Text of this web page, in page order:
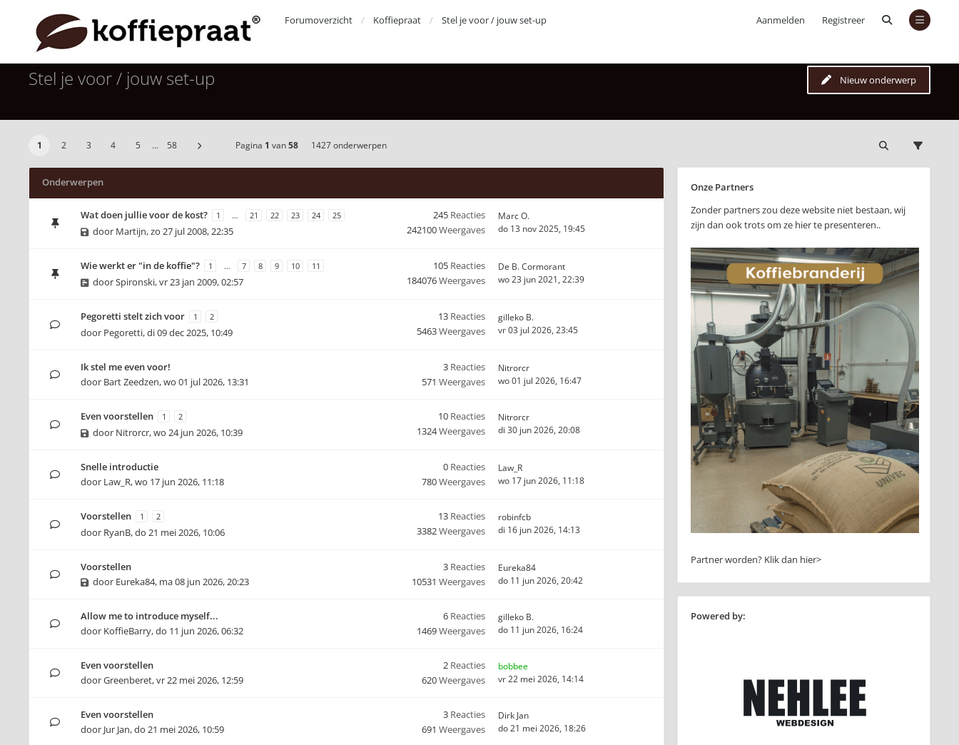
Aanmelden Registreer
Forumoverzicht Koffiepraat Stel je voor / jouw set-up
Stel je voor / jouw set-up Nieuw onderwerp
1 2 3 4 5 … 58 Pagina 1 van58 1427 onderwerpen
Onderwerpen
Wat doen jullie voor de kost? 1 … 21 22 23 24 25
door Martijn,zo 27 jul 2008, 22:35
245 Reacties
242100Weergaves
Marc O.
do 13 nov 2025, 19:45
Wie werkt er "in de koffie"? 1 … 7 8 9 10 11
doorSpironski,vr 23 jan 2009, 02:57
105 Reacties
184076Weergaves
De B. Cormorant
wo 23 jun 2021, 22:39
Pegoretti stelt zich voor 1 2
door Pegoretti,di 09 dec 2025, 10:49
13 Reacties
5463Weergaves
gilleko B.
vr 03 jul 2026, 23:45
Ik stel me even voor!
door Bart Zeedzen,wo 01 jul 2026, 13:31
3 Reacties
571 Weergaves
Nitrorcr
wo 01 jul 2026, 16:47
Even voorstellen 1 2
door Nitrorcr,wo 24 jun 2026, 10:39
10 Reacties
1324Weergaves
Nitrorcr
di 30 jun 2026, 20:08
Snelle introductie
door Law_R,wo 17 jun 2026, 11:18
0 Reacties
780Weergaves
Law_R
wo 17 jun 2026, 11:18
Voorstellen 1 2
door RyanB,do 21 mei 2026, 10:06
13 Reacties
3382Weergaves
robinfcb
di 16 jun 2026, 14:13
Voorstellen
door Eureka84, ma 08 jun 2026, 20:23
3 Reacties
10531 Weergaves
Eureka84
do 11 jun 2026, 20:42
Allow me to introduce myself...
door KoffieBarry,do 11 jun 2026, 06:32
6 Reacties
1469Weergaves
gilleko B.
do 11 jun 2026, 16:24
Even voorstellen
doorGreenberet,vr 22 mei 2026, 12:59
2 Reacties
620Weergaves
bobbee
vr 22 mei 2026, 14:14
Even voorstellen
door Jur Jan,do 21 mei 2026, 10:59
3 Reacties
691 Weergaves
Dirk Jan
do 21 mei 2026, 18:26
Onze Partners
Zonder partners zou deze website niet bestaan, wij
zijn dan ook trots om ze hier te presenteren..
Partner worden? Klik dan hier>
Powered by: